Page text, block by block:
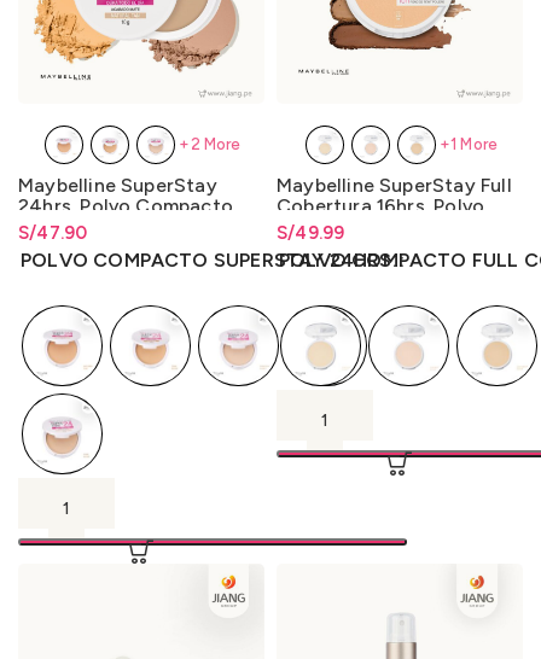
Maybelline SuperStay
24hrs. Polvo Compacto
10g.
S/47.90
Rango de precios: desde
S/47.90 hastaS/47.90
POLVO COMPACTO SUPERSTAY 24HRS.
+2 More
Maybelline SuperStay Full
Cobertura 16hrs. Polvo
Compacto 6g.
S/49.99
Rango de precios: desde
S/49.99hastaS/49.99
POLVO COMPACTO FULL
+1 More